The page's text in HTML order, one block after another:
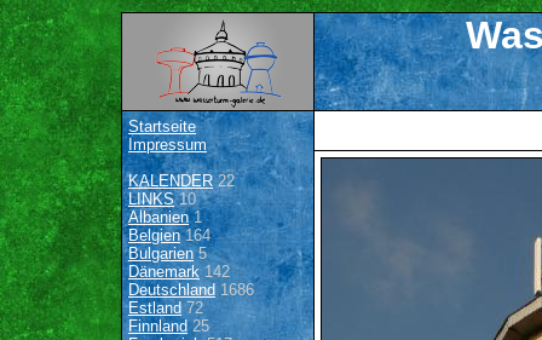
Startseite
Impressum
KALENDER22
LINKS10
Albanien1
Belgien164
Bulgarien 5
Dänemark142
Deutschland 1686
Estland 72
Finnland 25